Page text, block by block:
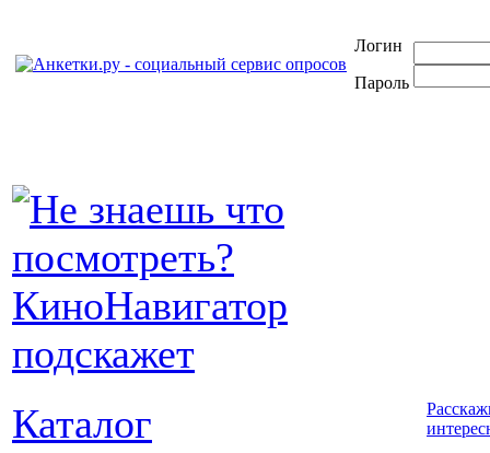
Логин
Пароль
Каталог